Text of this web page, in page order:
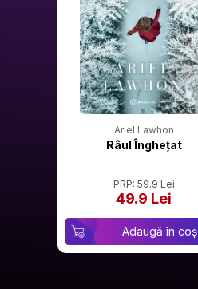
Ariel Lawhon
Râul Înghețat
PRP: 59.9 Lei
49.9 Lei
Adaugă în coș